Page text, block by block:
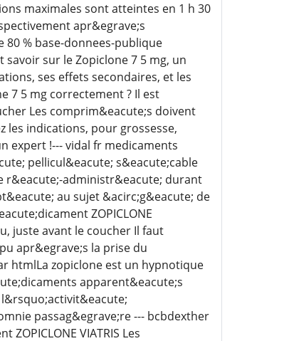
maximales sont atteintes en 1 h 30
apr&egrave;s
% base-donnees-publique
sur le Zopiclone 7 5 mg, un
ses effets secondaires, et les
7 5 mg correctement ? Il est
Les comprim&eacute;s doivent
les indications, pour grossesse,
expert !--- vidal fr medicaments
pellicul&eacute; s&eacute;cable
r&eacute;-administr&eacute; durant
au sujet &acirc;g&eacute; de
ZOPICLONE
juste avant le coucher Il faut
apr&egrave;s la prise du
htmlLa zopiclone est un hypnotique
apparent&eacute;s
passag&egrave;re --- bcbdexther
VIATRIS Les